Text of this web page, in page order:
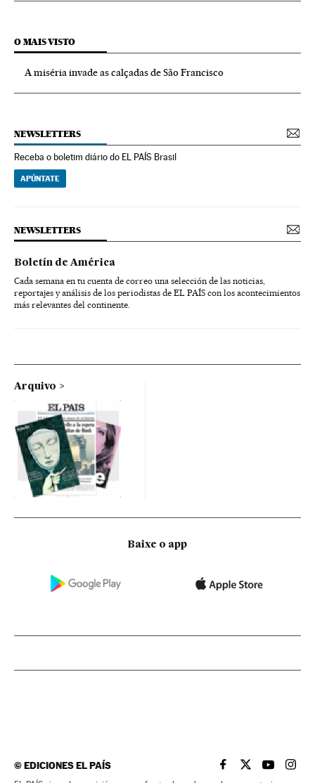
O MAIS VISTO
A miséria invade as calçadas de São Francisco
NEWSLETTERS
Receba o boletim diário do EL PAÍS Brasil
APÚNTATE
NEWSLETTERS
Boletín de América
Cada semana en tu cuenta de correo una selección de las noticias,
reportajes y análisis de los periodistas de EL PAÍS con los acontecimientos
más relevantes del continente.
Arquivo
Baixe o app
©EDICIONES EL PAÍS EL PAÍS BRASIL EN
EL PAÍSEL PAÍS
EL